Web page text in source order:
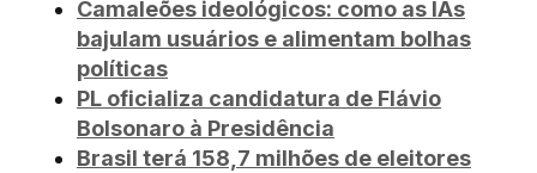
Camaleões ideológicos: como as IAs
bajulam usuários e alimentam bolhas
políticas
PL oficializa candidatura de Flávio
Bolsonaro à Presidência
Brasil terá 158,7 milhões de eleitores